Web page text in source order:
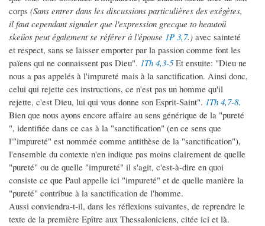
corps (Sans entrer dans les discussions particulières des exégètes,
il faut cependant signaler que l'expression grecque to heautoü
skeüos peut également se référer à l'épouse 1P 3,7.) avec sainteté
et respect, sans se laisser emporter par la passion comme font les
païens qui ne connaissent pas Dieu". 1Th 4,3-5Et ensuite: "Dieu ne
nous a pas appelés à l'impureté mais à la sanctification. Ainsi donc,
celui qui rejette ces instructions, ce n'est pas un homme qu'il
rejette, c'est Dieu, lui qui vous donne son Esprit-Saint". 1Th 4,7-8.
Bien que nous ayons encore affaire au sens générique de la "pureté
", identifiée dans ce cas à la "sanctification" (en ce sens que
l'"impureté" est nommée comme antithèse de la "sanctification"),
l'ensemble du contexte n'en indique pas moins clairement de quelle
"pureté" ou de quelle "impureté" il s'agit, c'est-à-dire en quoi
consiste ce que Paul appelle ici "impureté" et de quelle manière la
"pureté" contribue à la sanctification de l'homme.
Aussi conviendra-t-il, dans les réflexions suivantes, de reprendre le
texte de la première Epître aux Thessaloniciens, citée ici et là.